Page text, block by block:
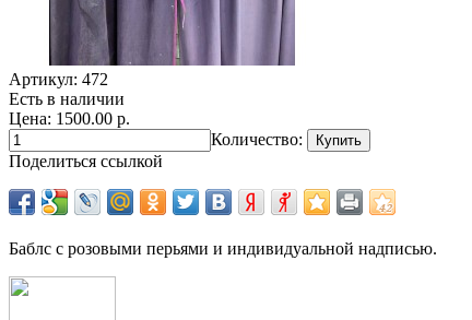
Артикул: 472
Есть в наличии
Цена: 1500.00 р.
Количество:
Поделиться ссылкой
Баблс с розовыми перьями и индивидуальной надписью.